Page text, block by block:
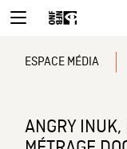
ESPACE MÉDIA
ANGRY